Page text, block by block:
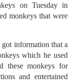
on Tuesday in
monkeys that were
information that a
which he used
these monkeys for
and entertained